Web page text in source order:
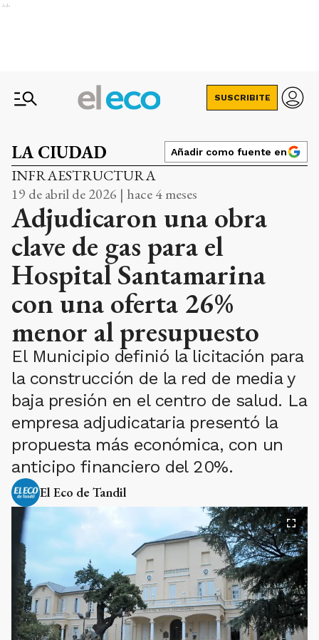
Ads
SUSCRIBITE
LA CIUDAD Añadir como fuente en
INFRAESTRUCTURA
19 de abril de 2026 | hace 4 meses
Adjudicaron una obra
clave de gas para el
Hospital Santamarina
con una oferta 26%
menor al presupuesto
El Municipio definió la licitación para
la construcción de la red de media y
baja presión en el centro de salud. La
empresa adjudicataria presentó la
propuesta más económica, con un
anticipo financiero del 20%.
El Eco de Tandil